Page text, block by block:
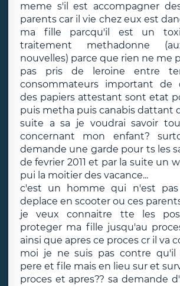
meme s'il est accompagner
parents car il vie chez eux est
ma fille parcqu'il est un
traitement methadonne
nouvelles) parce que rien ne me
pas pris de leroine entre
consommateurs important de
des papiers attestant sont etat
puis metha puis canabis dattant
suite a sa je voudrai savoir
concernant mon enfant?
demande une garde pour ts les
de fevrier 2011 et par la suite un
pui la moitier des vacance...
c'est un homme qui n'est pas
deplace en scooter ou ces
je veux connaitre tte les
proteger ma fille jusqu'au
ainsi que apres ce proces cr il va
moi je ne suis pas contre qu'il
pere et file mais en lieu sur et
proces et apres?? sa demande